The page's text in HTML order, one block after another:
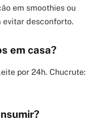
em smoothies ou
evitar desconforto.
em casa?
por 24h. Chucrute: